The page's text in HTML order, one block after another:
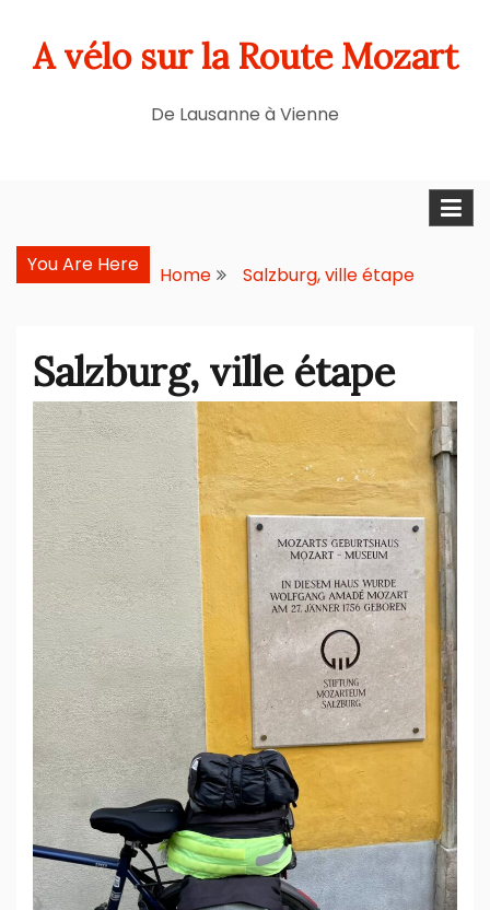
A vélo sur la Route Mozart
De Lausanne à Vienne
You Are Here Home Salzburg, ville étape
Salzburg, ville étape